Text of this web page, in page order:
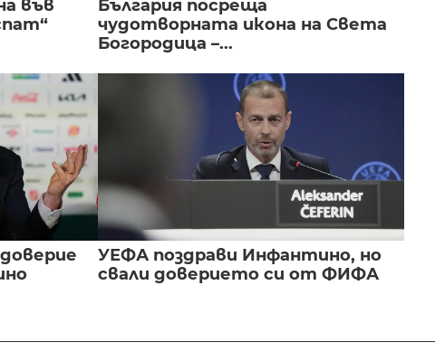
във
България посреща
чудотворната икона на Света
Богородица –...
УЕФА поздрави Инфантино, но
свали доверието си от ФИФА